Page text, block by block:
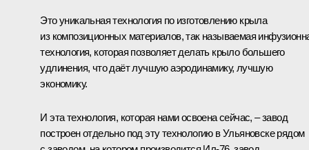
Это уникальная технология по изготовлению крыла
из композиционных материалов, так называемая
технология, которая позволяет делать крыло большего
удлинения, что даёт лучшую аэродинамику, лучшую
экономику.
И эта технология, которая нами освоена сейчас, ‒ завод
построен отдельно под эту технологию в Ульяновске рядом